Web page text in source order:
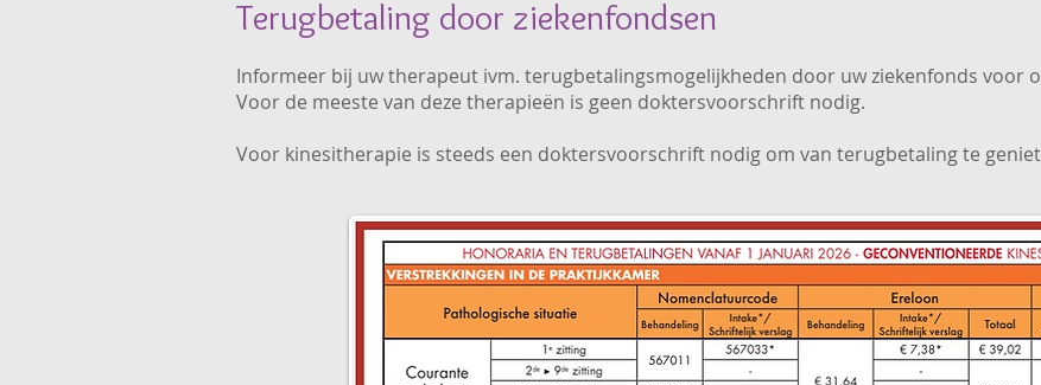
Terugbetaling door ziekenfondsen
Informeer bij uw therapeut ivm. terugbetalingsmogelijkheden door uw ziekenfonds voor
Voor de meeste van deze therapieën is geen doktersvoorschrift nodig.
Voor kinesitherapie is steeds een doktersvoorschrift nodig om van terugbetaling te